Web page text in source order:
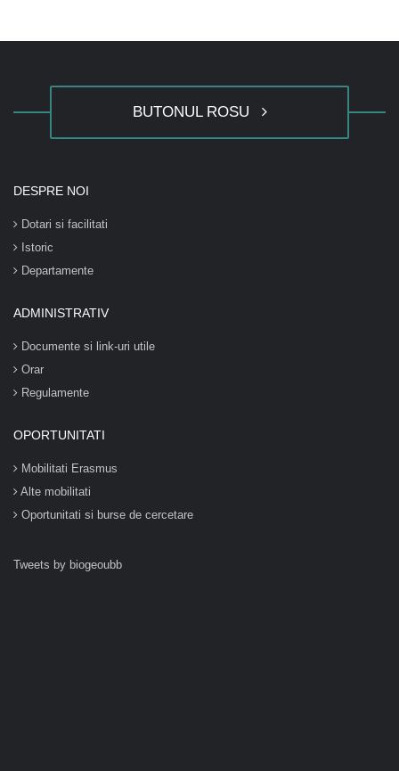
BUTONUL ROSU
DESPRE NOI
Dotari si facilitati
Istoric
Departamente
ADMINISTRATIV
Documente si link-uri utile
Orar
Regulamente
OPORTUNITATI
Mobilitati Erasmus
Alte mobilitati
Oportunitati si burse de cercetare
Tweets by biogeoubb